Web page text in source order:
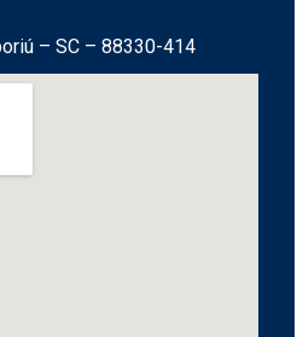
– SC – 88330-414